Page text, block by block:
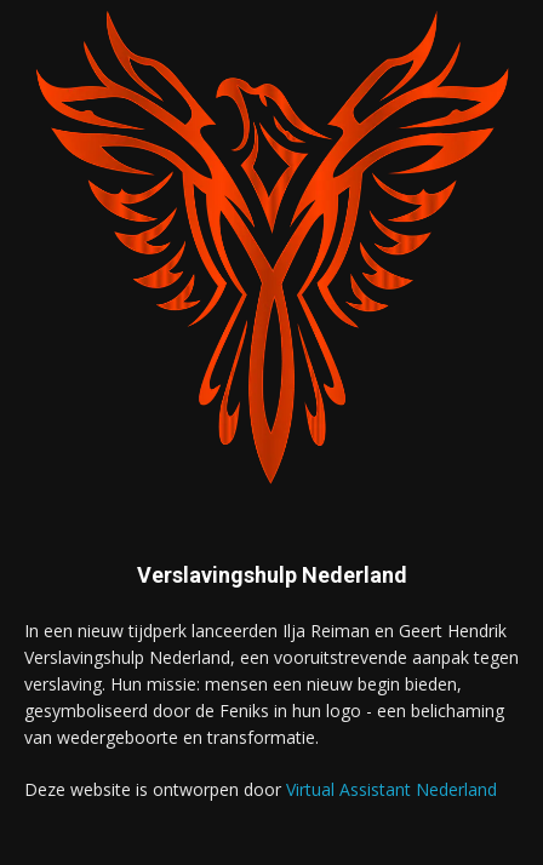
Verslavingshulp Nederland
In een nieuw tijdperk lanceerden Ilja Reiman en Geert Hendrik
Verslavingshulp Nederland, een vooruitstrevende aanpak tegen
verslaving. Hun missie: mensen een nieuw begin bieden,
gesymboliseerd door de Feniks in hun logo - een belichaming
van wedergeboorte en transformatie.
Deze website is ontworpen door Virtual Assistant Nederland